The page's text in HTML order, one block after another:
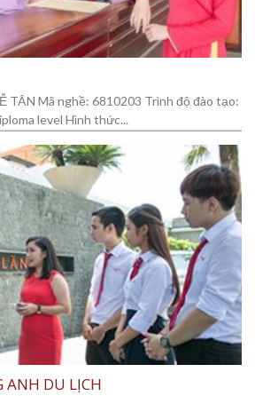
TÂN Mã nghề: 6810203 Trình độ đào tạo:
level Hình thức...
ANH DU LỊCH